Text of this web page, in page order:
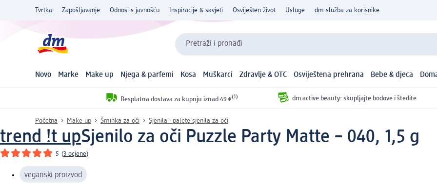
Tvrtka Zapošljavanje Odnosi s javnošću Inspiracije & savjeti Osviješten život Usluge dm služba za korisnike
Pretraži i pronađi
Novo Marke Make up Njega & parfemi Kosa Muškarci Zdravlje & OTC Osviještena prehrana Bebe & djeca
Besplatna dostava za kupnju iznad 49 €(1) dm active beauty: skupljajte bodove i štedite
Početna Make up Šminka za oči Sjenila i palete sjenila za oči
trend !t upSjenilo za oči Puzzle Party Matte – 040, 1,5 g
5 (3 ocjene)
veganski proizvod